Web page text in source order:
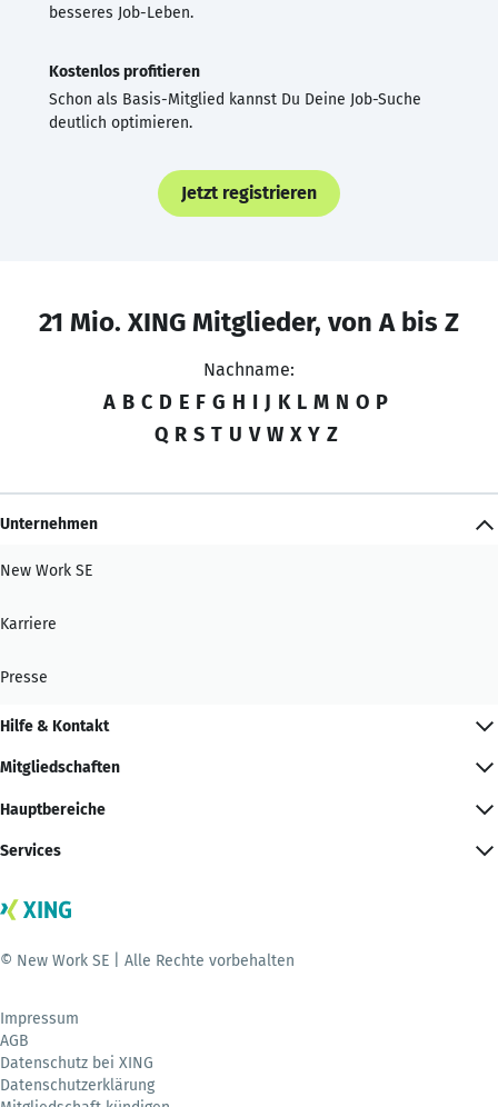
besseres Job-Leben.
Kostenlos profitieren
Schon als Basis-Mitglied kannst Du Deine Job-Suche
deutlich optimieren.
Jetzt registrieren
21 Mio. XING Mitglieder, von A bis Z
Nachname:
A B C D E F G H I J K L M N O P
Q R S T U V W X Y Z
Unternehmen
New Work SE
Karriere
Presse
Hilfe & Kontakt
Mitgliedschaften
Hauptbereiche
Services
© New Work SE | Alle Rechte vorbehalten
Impressum
AGB
Datenschutz bei XING
Datenschutzerklärung